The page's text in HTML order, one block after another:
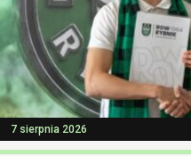
7 sierpnia 2026